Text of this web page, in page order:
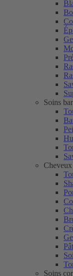
Soins
Cheveux
Soins